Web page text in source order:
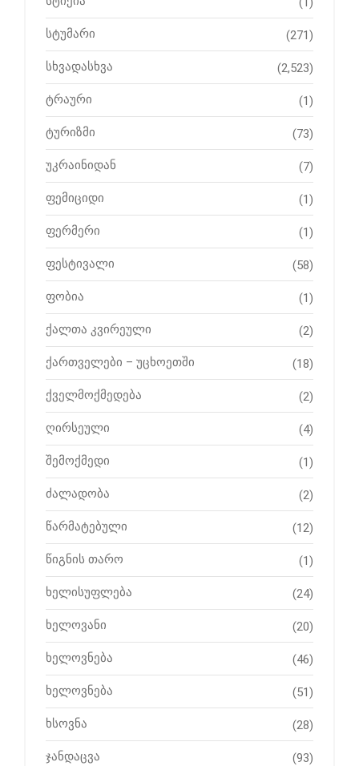
სტუმარი (271)
სხვადასხვა (2,523)
ტრაური (1)
ტურიზმი (73)
უკრაინიდან (7)
ფემიციდი (1)
ფერმერი (1)
ფესტივალი (58)
ფობია (1)
ქალთა კვირეული (2)
ქართველები – უცხოეთში (18)
ქველმოქმედება (2)
ღირსეული (4)
შემოქმედი (1)
ძალადობა (2)
წარმატებული (12)
წიგნის თარო (1)
ხელისუფლება (24)
ხელოვანი (20)
ხელოვნება (46)
ხელოვნება (51)
ხსოვნა (28)
ჯანდაცვა (93)